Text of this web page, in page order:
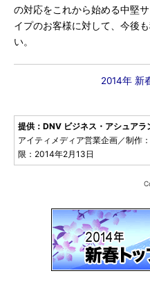
の対応をこれから始める中堅
イプのお客様に対して、今後
い。
2014年 新
提供：DNV ビジネス・アシュアラ
アイティメディア営業企画／制作
限：2014年2月13日